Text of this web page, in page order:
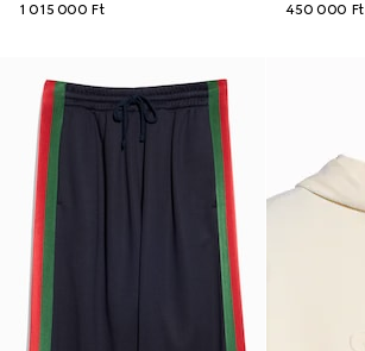
1 015 000 Ft
450 000 Ft